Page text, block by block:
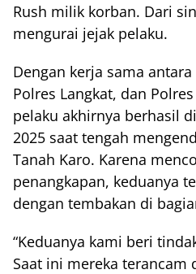
Rush milik korban. Dari
mengurai jejak pelaku.
Dengan kerja sama
Polres Langkat, dan
pelaku akhirnya berhasil
2025 saat tengah
Tanah Karo. Karena
penangkapan, keduanya
dengan tembakan di
“Keduanya kami beri
Saat ini mereka terancam